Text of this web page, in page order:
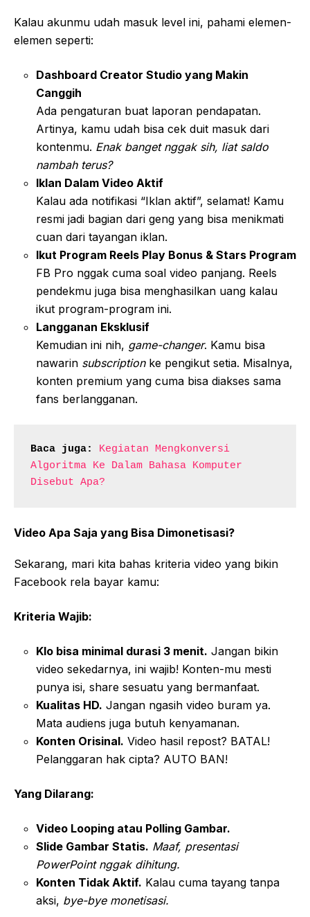
Kalau akunmu udah masuk level ini, pahami elemen-
elemen seperti:
Dashboard Creator Studio yang Makin
Canggih
Ada pengaturan buat laporan pendapatan.
Artinya, kamu udah bisa cek duit masuk dari
kontenmu. Enak banget nggak sih, liat saldo
nambah terus?
Iklan Dalam Video Aktif
Kalau ada notifikasi “Iklan aktif”, selamat! Kamu
resmi jadi bagian dari geng yang bisa menikmati
cuan dari tayangan iklan.
Ikut Program Reels Play Bonus & Stars Program
FB Pro nggak cuma soal video panjang. Reels
pendekmu juga bisa menghasilkan uang kalau
ikut program-program ini.
Langganan Eksklusif
Kemudian ini nih, game-changer. Kamu bisa
nawarin subscriptionke pengikut setia. Misalnya,
konten premium yang cuma bisa diakses sama
fans berlangganan.
Baca juga:
Kegiatan Mengkonversi
Algoritma Ke Dalam Bahasa Komputer
Disebut Apa?
Video Apa Saja yang Bisa Dimonetisasi?
Sekarang, mari kita bahas kriteria video yang bikin
Facebook rela bayar kamu:
Kriteria Wajib:
Klo bisa minimal durasi 3 menit. Jangan bikin
video sekedarnya, ini wajib! Konten-mu mesti
punya isi, share sesuatu yang bermanfaat.
Kualitas HD. Jangan ngasih video buram ya.
Mata audiens juga butuh kenyamanan.
Konten Orisinal. Video hasil repost? BATAL!
Pelanggaran hak cipta? AUTO BAN!
Yang Dilarang:
Video Looping atau Polling Gambar.
Slide Gambar Statis. Maaf, presentasi
PowerPoint nggak dihitung.
Konten Tidak Aktif. Kalau cuma tayang tanpa
aksi, bye-bye monetisasi.